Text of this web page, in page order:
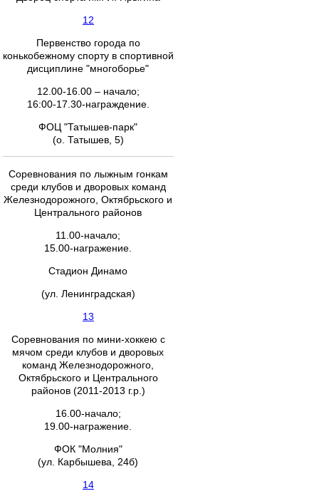
12
Первенство города по
конькобежному спорту в спортивной
дисциплине "многоборье"
12.00-16.00 – начало;
16:00-17.30-награждение.
ФОЦ "Татышев-парк"
(о. Татышев, 5)
Соревнования по лыжным гонкам
среди клубов и дворовых команд
Железнодорожного, Октябрьского и
Центрального районов
11.00-начало;
15.00-награжение.
Стадион Динамо
(ул. Ленинградская)
13
Соревнования по мини-хоккею с
мячом среди клубов и дворовых
команд Железнодорожного,
Октябрьского и Центрального
районов (2011-2013 г.р.)
16.00-начало;
19.00-награжение.
ФОК "Молния"
(ул. Карбышева, 24б)
14